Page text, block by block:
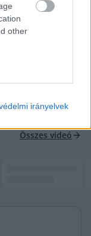
other
irányelvek
mennyire jó
csinálják
hogy ne
trafikos
Összes videó